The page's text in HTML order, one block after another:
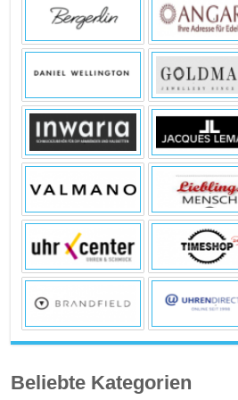
Beliebte Kategorien